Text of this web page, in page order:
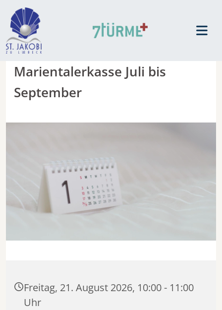
Marientalerkasse Juli bis
September
Freitag, 21. August 2026, 10:00 - 11:00
Uhr